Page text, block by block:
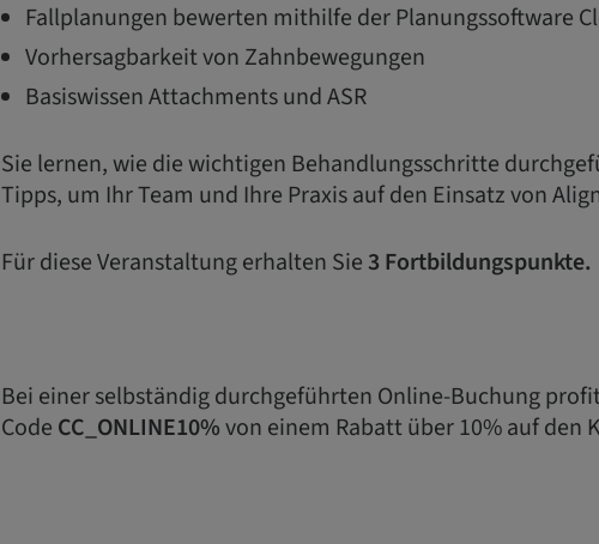
Fallplanungen bewerten mithilfe der Planungssoftware
Vorhersagbarkeit von Zahnbewegungen
Basiswissen Attachments und ASR
Sie lernen, wie die wichtigen Behandlungsschritte
Tipps, um Ihr Team und Ihre Praxis auf den Einsatz von
Für diese Veranstaltung erhalten Sie3 Fortbildungspunkte.
Bei einer selbständig durchgeführten Online-Buchung
Code CC_ONLINE10%von einem Rabatt über 10% auf den